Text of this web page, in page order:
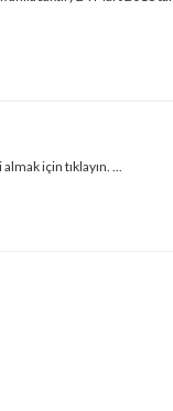
için tıklayın. ...